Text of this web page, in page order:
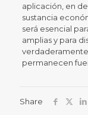
aplicación, en
sustancia
será esencial
amplias y para
permanecen
Share